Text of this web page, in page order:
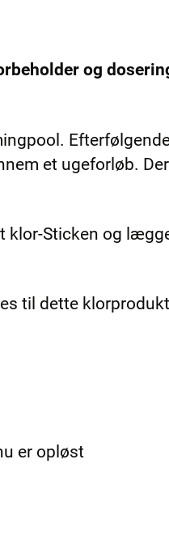
og
et ugeforløb.
klor-Sticken og
til dette
er opløst